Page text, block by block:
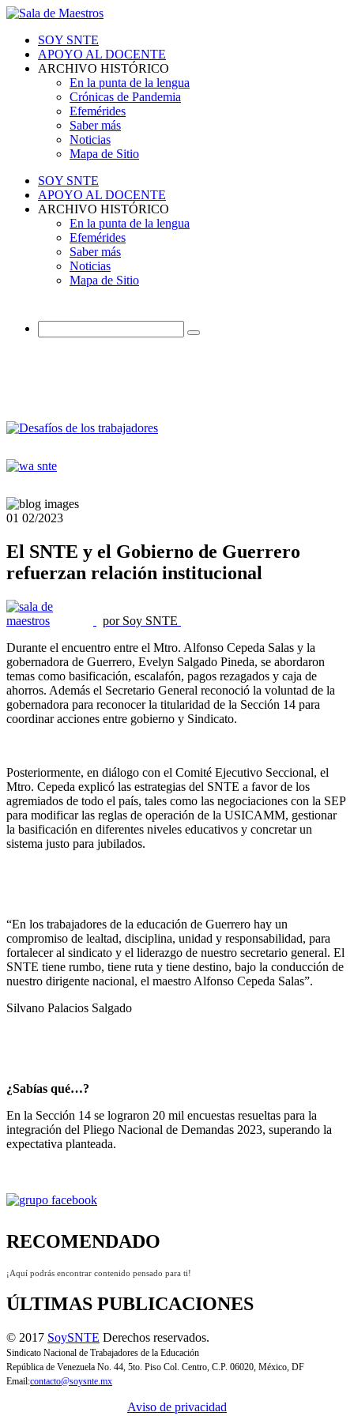
SOY SNTE
APOYO AL DOCENTE
ARCHIVO HISTÓRICO
En la punta de la lengua
Crónicas de Pandemia
Efemérides
Saber más
Noticias
Mapa de Sitio
SOY SNTE
APOYO AL DOCENTE
ARCHIVO HISTÓRICO
En la punta de la lengua
Efemérides
Saber más
Noticias
Mapa de Sitio
01 02/2023
El SNTE y el Gobierno de Guerrero
refuerzan relación institucional
por Soy SNTE
Durante el encuentro entre el Mtro. Alfonso Cepeda Salas y la
gobernadora de Guerrero, Evelyn Salgado Pineda, se abordaron
temas como basificación, escalafón, pagos rezagados y caja de
ahorros. Además el Secretario General reconoció la voluntad de la
gobernadora para reconocer la titularidad de la Sección 14 para
coordinar acciones entre gobierno y Sindicato.
Posteriormente, en diálogo con el Comité Ejecutivo Seccional, el
Mtro. Cepeda explicó las estrategias del SNTE a favor de los
agremiados de todo el país, tales como las negociaciones con la SEP
para modificar las reglas de operación de la USICAMM, gestionar
la basificación en diferentes niveles educativos y concretar un
sistema justo para jubilados.
“En los trabajadores de la educación de Guerrero hay un
compromiso de lealtad, disciplina, unidad y responsabilidad, para
fortalecer al sindicato y el liderazgo de nuestro secretario general. El
SNTE tiene rumbo, tiene ruta y tiene destino, bajo la conducción de
nuestro dirigente nacional, el maestro Alfonso Cepeda Salas”.
Silvano Palacios Salgado
¿Sabías qué…?
En la Sección 14 se lograron 20 mil encuestas resueltas para la
integración del Pliego Nacional de Demandas 2023, superando la
expectativa planteada.
RECOMENDADO
¡Aquí podrás encontrar contenido pensado para ti!
ÚLTIMAS PUBLICACIONES
© 2017 SoySNTE Derechos reservados.
Sindicato Nacional de Trabajadores de la Educación
República de Venezuela No. 44, 5to. Piso Col. Centro, C.P. 06020, México, DF
Email:contacto@soysnte.mx
Aviso de privacidad